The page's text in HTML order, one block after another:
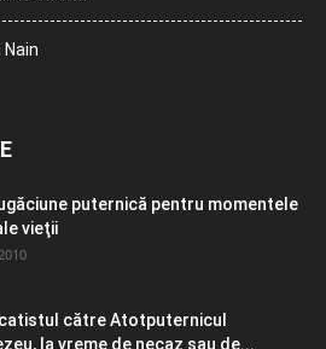
Nain
puternică pentru momentele
vieţii
către Atotputernicul
la vreme de necaz sau de...